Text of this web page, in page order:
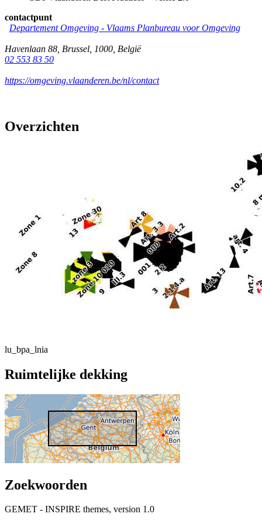
contactpunt
Departement Omgeving - Vlaams Planbureau voor Omgeving
Havenlaan 88 Brussel 1000 België
02 553 83 50
https://omgeving.vlaanderen.be/nl/contact
Overzichten
lu_bpa_lnia
Ruimtelijke dekking
Zoekwoorden
GEMET - INSPIRE themes, version 1.0